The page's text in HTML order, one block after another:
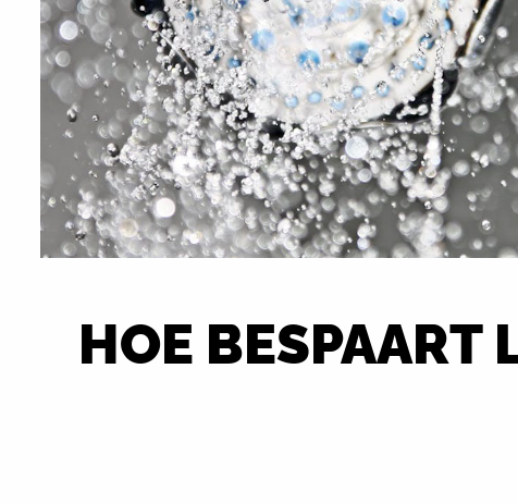
HOE BESPAART